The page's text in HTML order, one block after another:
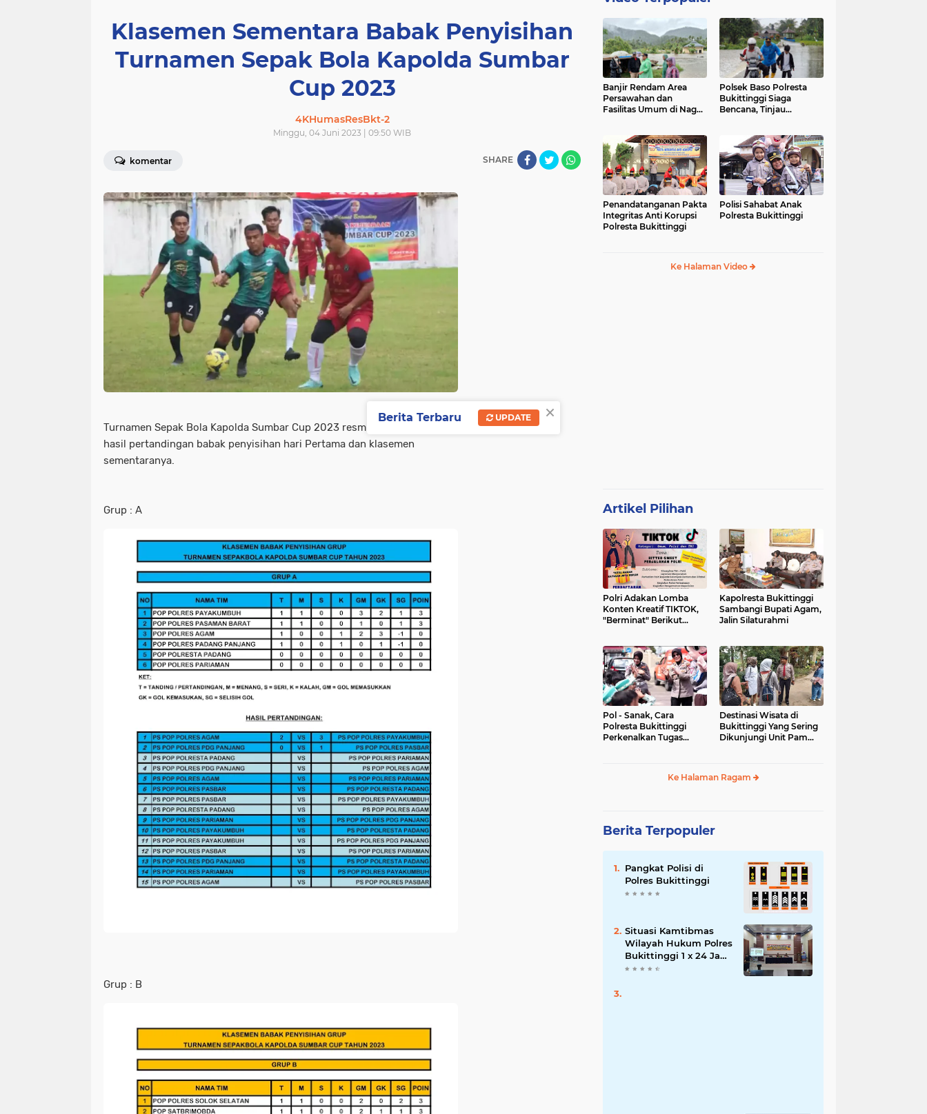
Klasemen Sementara Babak Penyisihan
Turnamen Sepak Bola Kapolda Sumbar
Cup 2023
4KHumasResBkt-2
Minggu, 04 Juni 2023 | 09:50 WIB
komentar SHARE
Turnamen Sepak Bola Kapolda Sumbar Cup 2023 resmi digelar, berikut
hasil pertandingan babak penyisihan hari Pertama dan klasemen
sementaranya.
Grup : A
Grup : B
Banjir Rendam Area
Persawahan dan
Fasilitas Umum di Nagari
Polsek Baso Polresta
Bukittinggi Siaga
Bencana, Tinjau
Penandatanganan Pakta
Integritas Anti Korupsi
Polresta Bukittinggi
Polisi Sahabat Anak
Polresta Bukittinggi
Ke Halaman Video
Artikel Pilihan
Polri Adakan Lomba
Konten Kreatif TIKTOK,
"Berminat" Berikut
Kapolresta Bukittinggi
Sambangi Bupati Agam,
Jalin Silaturahmi
Pol - Sanak, Cara
Polresta Bukittinggi
Perkenalkan Tugas
Destinasi Wisata di
Bukittinggi Yang Sering
Dikunjungi Unit Pam
Ke Halaman Ragam
Berita Terpopuler
Pangkat Polisi di
Polres Bukittinggi
Situasi Kamtibmas
Wilayah Hukum Polres
Bukittinggi 1 x 24 Jam
Senin 27 Juni 2022
×
Berita Terbaru UPDATE